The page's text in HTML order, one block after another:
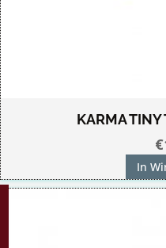
KARMA
€
In